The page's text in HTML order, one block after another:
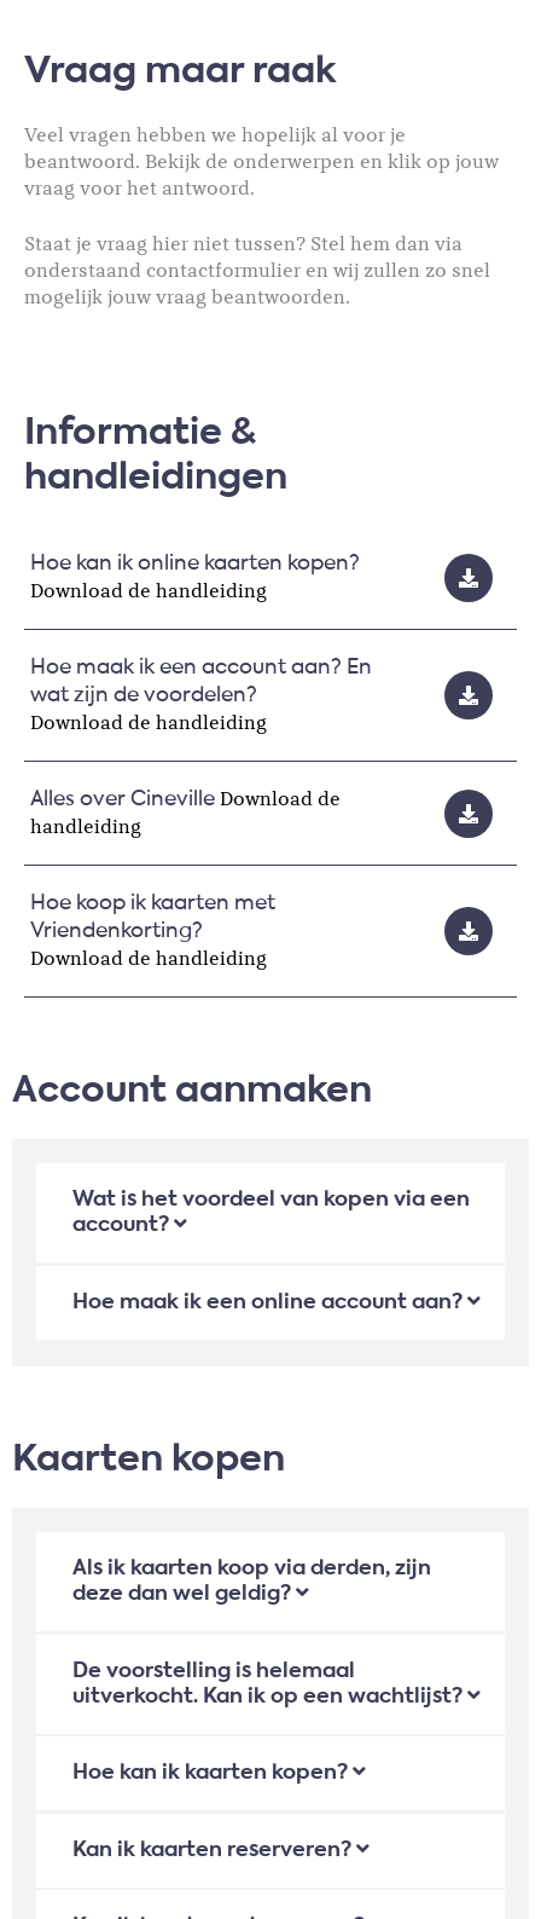
Vraag maar raak
Veel vragen hebben we hopelijk al voor je
beantwoord. Bekijk de onderwerpen en klik op jouw
vraag voor het antwoord.
Staat je vraag hier niet tussen? Stel hem dan via
onderstaand contactformulier en wij zullen zo snel
mogelijk jouw vraag beantwoorden.
Informatie &
handleidingen
Hoe kan ik online kaarten kopen?
Download de handleiding
Hoe maak ik een account aan? En
wat zijn de voordelen?
Download de handleiding
Alles over Cineville Download de
handleiding
Hoe koop ik kaarten met
Vriendenkorting?
Download de handleiding
Account aanmaken
Wat is het voordeel van kopen via een
account?
Hoe maak ik een online account aan?
Kaarten kopen
Als ik kaarten koop via derden, zijn
deze dan wel geldig?
De voorstelling is helemaal
uitverkocht. Kan ik op een wachtlijst?
Hoe kan ik kaarten kopen?
Kan ik kaarten reserveren?